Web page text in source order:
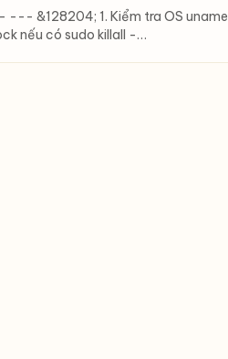
--- &128204; 1. Kiểm tra OS uname
nếu có sudo killall -…